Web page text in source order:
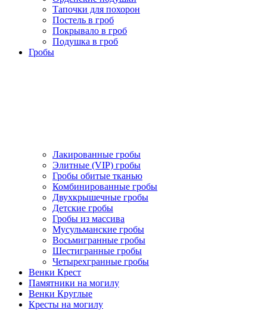
Тапочки для похорон
Постель в гроб
Покрывало в гроб
Подушка в гроб
Гробы
Лакированные гробы
Элитные (VIP) гробы
Гробы обитые тканью
Комбинированные гробы
Двухкрышечные гробы
Детские гробы
Гробы из массива
Мусульманские гробы
Восьмигранные гробы
Шестигранные гробы
Четырехгранные гробы
Венки Крест
Памятники на могилу
Венки Круглые
Кресты на могилу